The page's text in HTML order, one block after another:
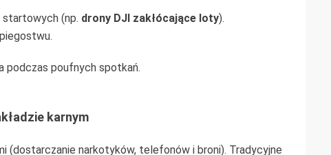
startowych (np. drony DJI zakłócające loty).
podczas poufnych spotkań.
karnym
(dostarczanie narkotyków, telefonów i broni). Tradycyjne